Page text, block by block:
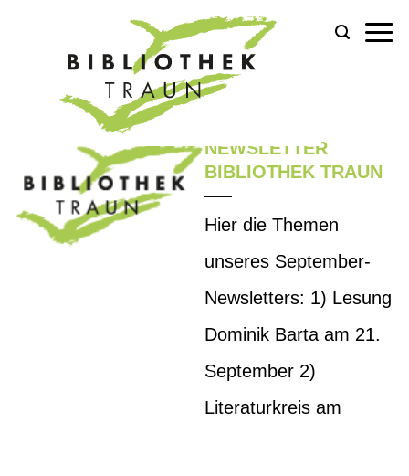
NEWSLETTER
BIBLIOTHEK TRAUN
Hier die Themen
unseres September-
Newsletters: 1) Lesung
Dominik Barta am 21.
September 2)
Literaturkreis am